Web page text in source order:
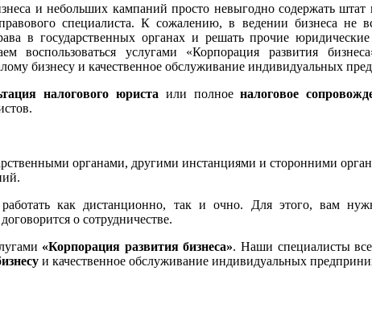
и небольших кампаний просто невыгодно содержать
специалиста. К сожалению, в ведении бизнеса не
в государственных органах и решать прочие
воспользоваться услугами «Корпорация развития
бизнесу и качественное обслуживание индивидуальных
налогового юриста или полноеналоговое
органами, другими инстанциями и сторонними
как дистанционно, так и очно. Для этого, вам
о сотрудничестве.
«Корпорация развития бизнеса». Наши специалисты
и качественное обслуживание индивидуальных